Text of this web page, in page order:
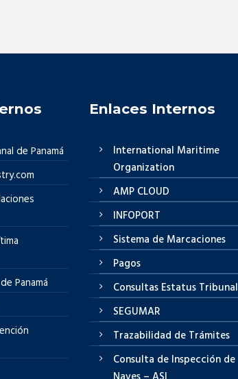
de Panamá
Panamá
Enlaces Internos
International Maritime
Organization
AMP CLOUD
INFOPORT
Sistema de Marcaciones
Pagos
Consultas Estatus Tribunal
SEGUMAR
Trazabilidad de Trámites
Consulta de Inspección de